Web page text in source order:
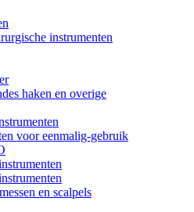
instrumenten
haken en overige
voor eenmalig-gebruik
en scalpels